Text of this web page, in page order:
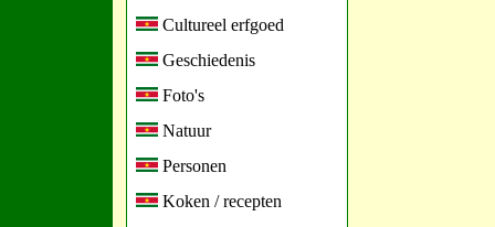
Cultureel erfgoed
Geschiedenis
Foto's
Natuur
Personen
Koken / recepten